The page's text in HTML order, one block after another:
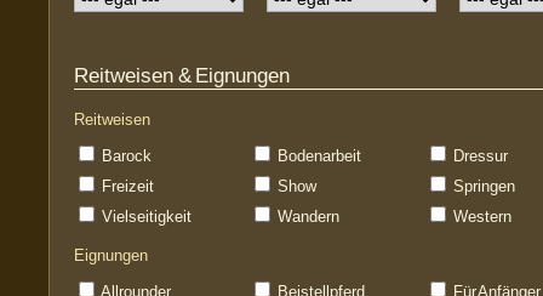
Reitweisen & Eignungen
Reitweisen
Barock
Bodenarbeit
Dressur
Freizeit
Show
Springen
Vielseitigkeit
Wandern Western
Eignungen
Allrounder
Beistellpferd
Für Anfänger